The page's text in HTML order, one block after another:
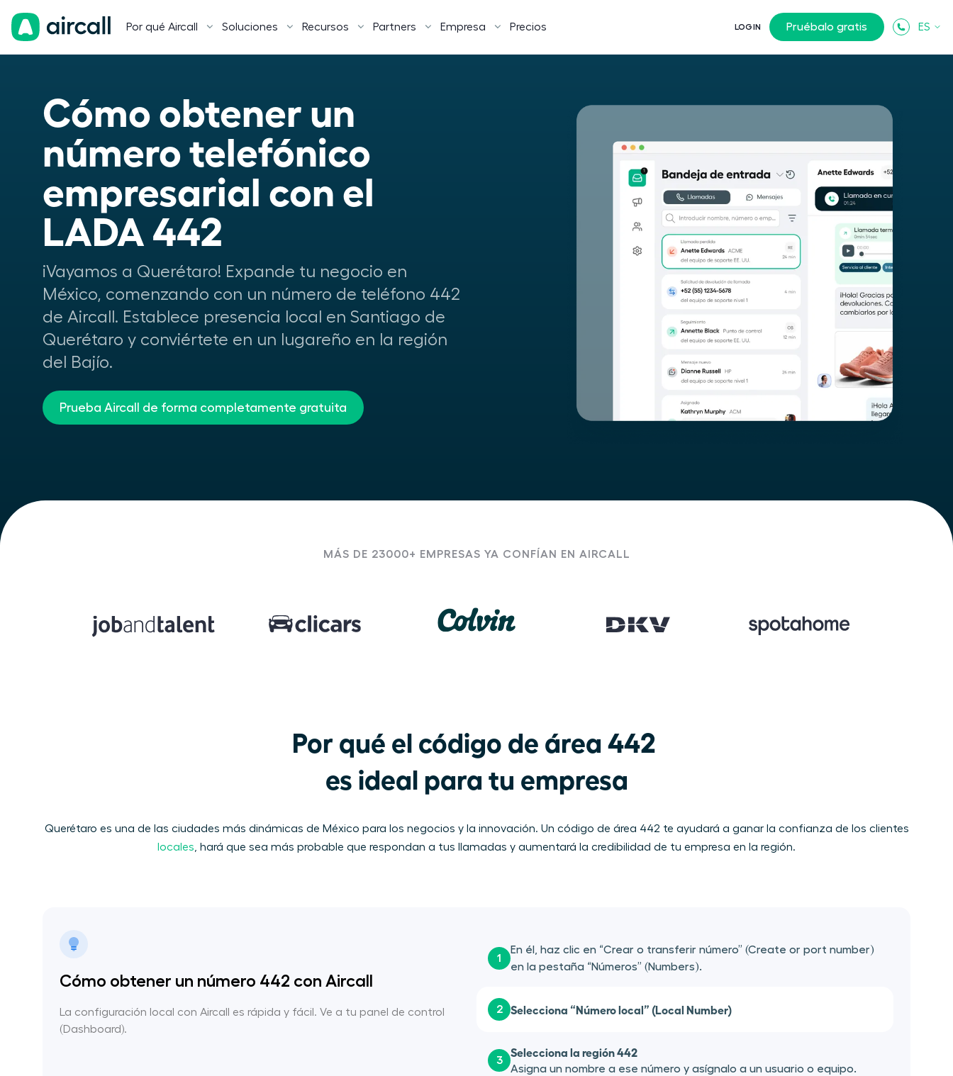
Por qué Aircall Soluciones Recursos Partners Empresa Precios LOGIN Pruébalo gratis ES
Cómo obtener un
número telefónico
empresarial con el
LADA 442
¡Vayamos a Querétaro! Expande tu negocio en
México, comenzando con un número de teléfono 442
de Aircall. Establece presencia local en Santiago de
Querétaro y conviértete en un lugareño en la región
del Bajío.
Prueba Aircall de forma completamente gratuita
MÁS DE 23000+ EMPRESAS YA CONFÍAN EN AIRCALL
Por qué el código de área 442
es ideal para tu empresa
Querétaro es una de las ciudades más dinámicas de México para los negocios y la innovación. Un código de área 442 te ayudará a ganar la confianza de los clientes
locales, hará que sea más probable que respondan a tus llamadas y aumentará la credibilidad de tu empresa en la región.
Cómo obtener un número 442 con Aircall
La configuración local con Aircall es rápida y fácil. Ve a tu panel de control
(Dashboard).
1
En él, haz clic en “Crear o transferir número” (Create or port number)
en la pestaña “Números” (Numbers).
2 Selecciona “Número local” (Local Number)
3
Selecciona la región 442
Asigna un nombre a ese número y asígnalo a un usuario o equipo.